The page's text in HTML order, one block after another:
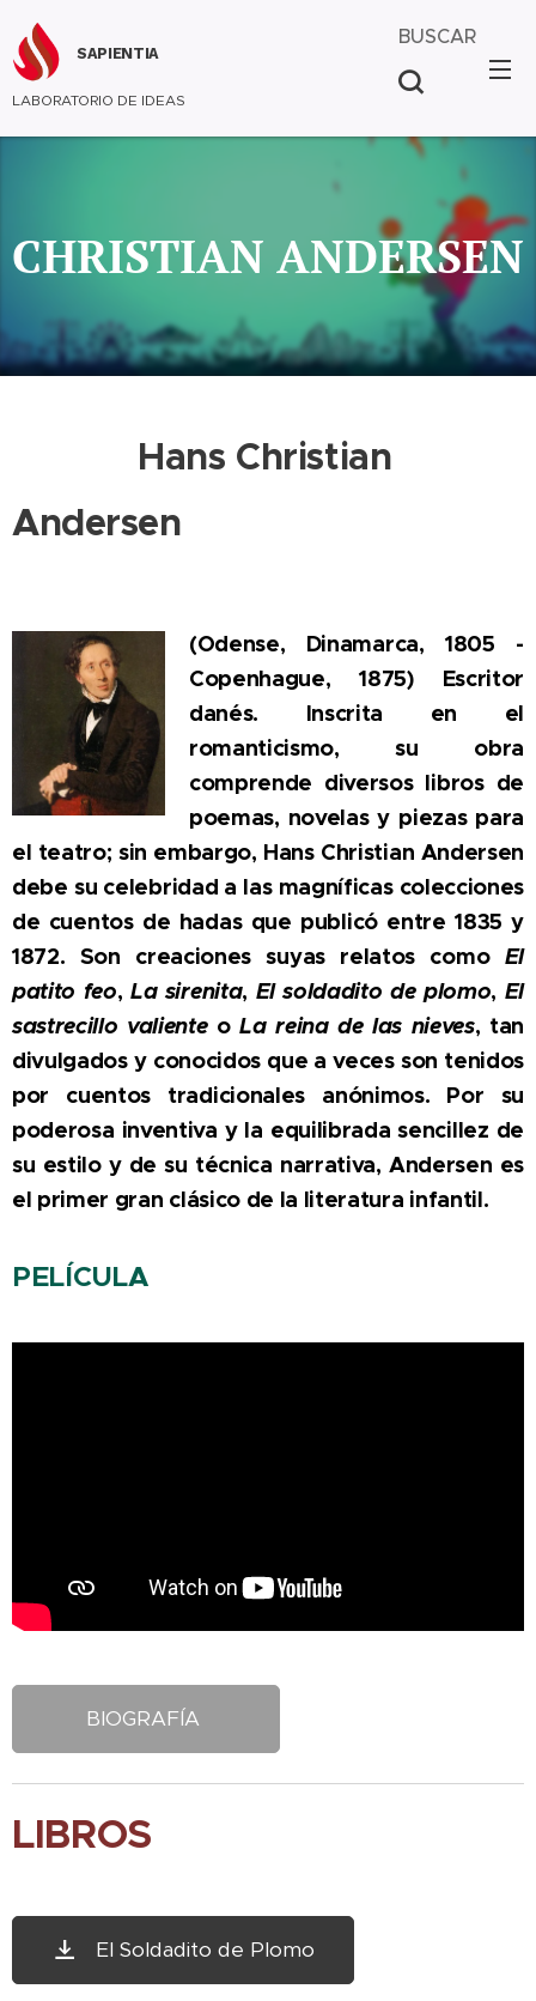
SAPIENTIA
LABORATORIO DE IDEAS
BUSCAR
CHRISTIAN ANDERSEN
Hans Christian
Andersen
(Odense, Dinamarca, 1805 -
Copenhague, 1875) Escritor
danés. Inscrita en el
romanticismo, su obra
comprende diversos libros de
poemas, novelas y piezas para
el teatro; sin embargo, Hans Christian Andersen
debe su celebridad a las magníficas colecciones
de cuentos de hadas que publicó entre 1835 y
1872. Son creaciones suyas relatos como El
patito feo, La sirenita, El soldadito de plomo, El
sastrecillo valienteoLa reina de las nieves, tan
divulgados y conocidos que a veces son tenidos
por cuentos tradicionales anónimos. Por su
poderosa inventiva y la equilibrada sencillez de
su estilo y de su técnica narrativa, Andersen es
el primer gran clásico de la literatura infantil.
PELÍCULA
BIOGRAFÍA
LIBROS
El Soldadito de Plomo